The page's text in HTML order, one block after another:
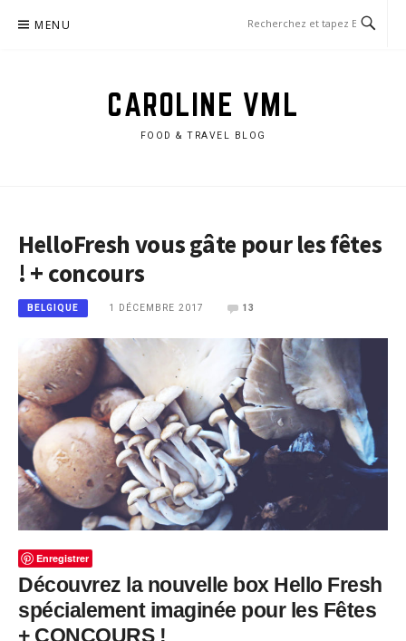
MENU
CAROLINE VML
FOOD & TRAVEL BLOG
HelloFresh vous gâte pour les fêtes
! + concours
BELGIQUE 1 DÉCEMBRE 2017 13
Enregistrer
Découvrez la nouvelle box Hello Fresh
spécialement imaginée pour les Fêtes
+ CONCOURS !